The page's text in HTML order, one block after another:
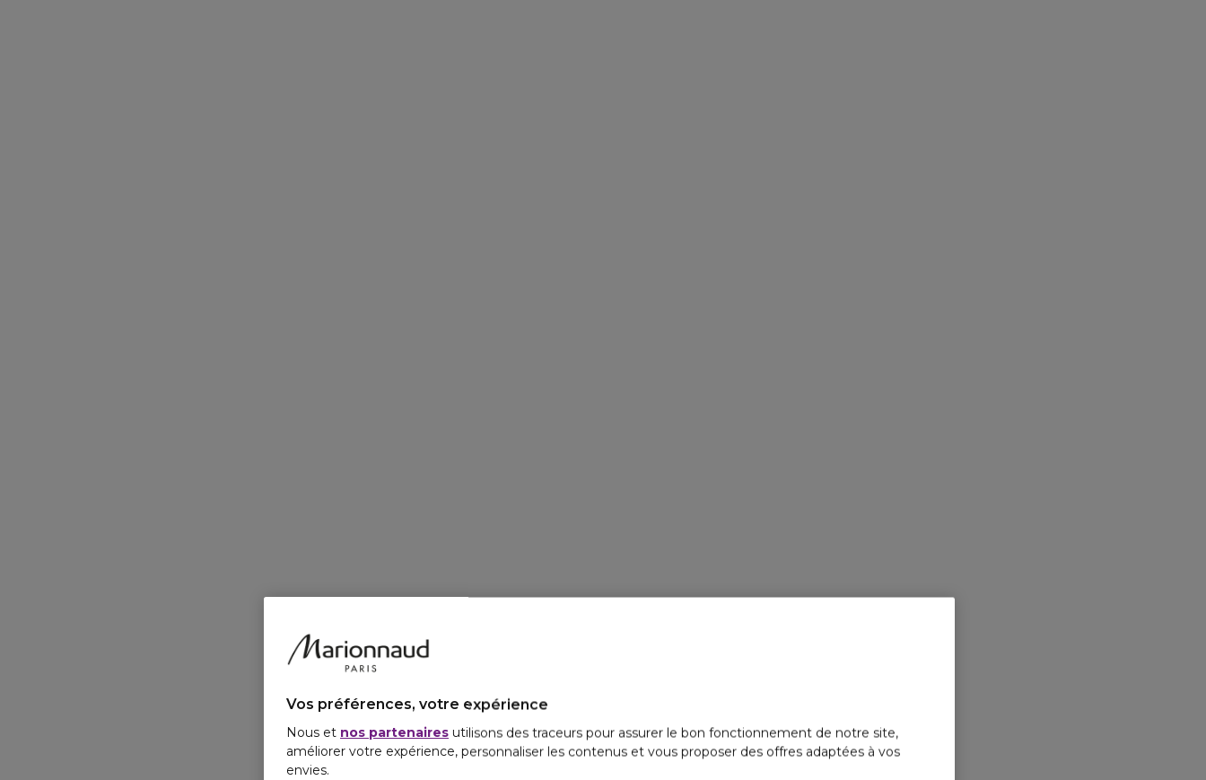
Vos préférences, votre expérience
Nous et nos partenaires utilisons des traceurs pour assurer le bon fonctionnement de notre site,
améliorer votre expérience, personnaliser les contenus et vous proposer des offres adaptées à vos
envies.